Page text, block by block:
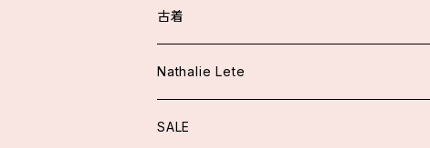
スカート/パンツ
アウター
ジャケット
トップス
古着
ワンピース
トップス
Nathalie Lete
SALE